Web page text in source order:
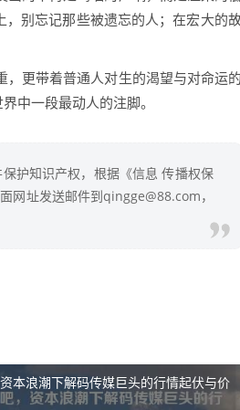
别忘记那些被遗忘的人；在宏大的
更带着普通人对生的渴望与对命运
中一段最动人的注脚。
护知识产权，根据《信息 传播权保
网址发送邮件到qingge@88.com，
本浪潮下解码传媒巨头的行情起伏与价